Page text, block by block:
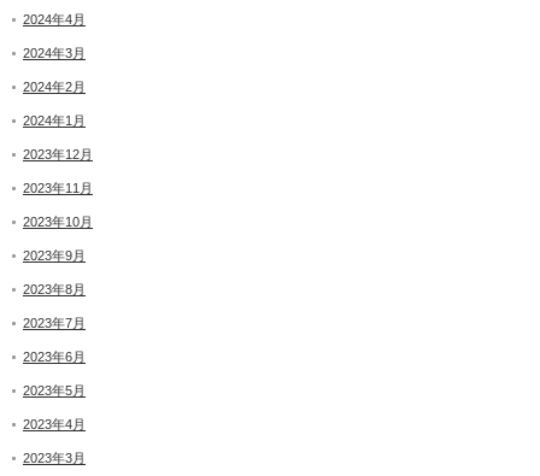
2024年4月
2024年3月
2024年2月
2024年1月
2023年12月
2023年11月
2023年10月
2023年9月
2023年8月
2023年7月
2023年6月
2023年5月
2023年4月
2023年3月